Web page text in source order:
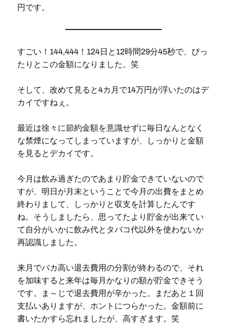
円です。
すごい！144,444！124日と12時間29分45秒で、ぴっ
たりとこの金額になりました。笑
そして、改めて見ると4カ月で14万円が浮いたのはデ
カイですねぇ。
最近は徐々に節約金額を意識せずに毎日なんとなく
な禁煙になってしまっていますが、しっかりと金額
を見るとデカイです。
今月は飲み過ぎたのであまり貯金できていないので
すが、明日が月末ということで今月の出費をまとめ
終わりまして、しっかりと収支を計算したんです
ね。そうしましたら、思ってたより貯金が出来てい
て自分がいかに飲み代とタバコ代以外を使わないか
再認識しました。
来月でバカ高い退去費用の分割が終わるので、それ
を加味すると来年は毎月かなりの額が貯金できそう
です。ま～じで退去費用が辛かった。まだあと１回
支払いありますが、ホントにつらかった。金額前に
書いたかすら忘れましたが、高すぎます。笑